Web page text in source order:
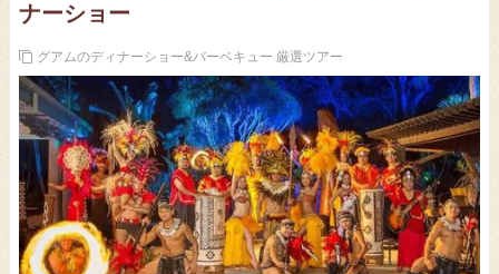
ナーショー
グアムのディナーショー&バーベキュー 厳選ツアー